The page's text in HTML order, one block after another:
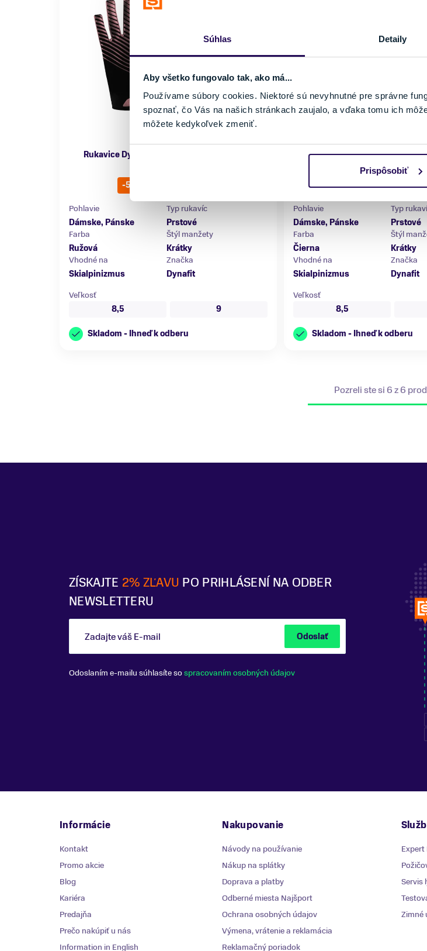
Súhlas Detaily
Aby všetko fungovalo tak, ako má...
Používame súbory cookies. Niektoré sú nevyhnutné pre správne
spoznať, čo Vás na našich stránkach zaujalo, a vďaka tomu ich
môžete kedykoľvek zmeniť.
Prispôsobiť
Rukavice Dynafit Radical 2 Softshell Gloves
-50 %
Pohlavie
Dámske, Pánske
Typ rukavíc
Prstové
Farba
Ružová
Štýl manžety
Krátky
Vhodné na
Skialpinizmus
Značka
Dynafit
Veľkosť
8,5
9
Skladom - Ihneď k odberu
Rukavice Dynafit Radical 2
out
-50 % 32,50 €
Pohlavie
Dámske, Pánske
Typ
Prstové
Farba
Čierna
Štýl
Krátky
Vhodné na
Skialpinizmus
Značka
Dynafit
Veľkosť
8,5
Skladom - Ihneď k odberu
Pozreli ste si 6 z 6
ZÍSKAJTE 2% ZĽAVU PO PRIHLÁSENÍ NA ODBER
NEWSLETTERU
Zadajte váš E-mail Odoslať
Odoslaním e-mailu súhlasíte sospracovaním osobných údajov
Informácie
Kontakt
Promo akcie
Blog
Kariéra
Predajňa
Prečo nakúpiť u nás
Information in English
Nakupovanie
Návody na používanie
Nákup na splátky
Doprava a platby
Odberné miesta Najšport
Ochrana osobných údajov
Výmena, vrátenie a reklamácia
Reklamačný poriadok
Expert
Servis
Zimné